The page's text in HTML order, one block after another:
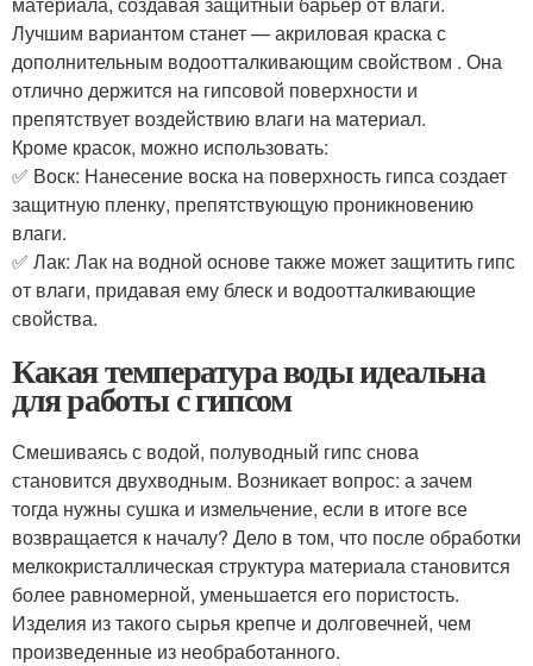
Лучшим вариантом станет — акриловая краска с
дополнительным водоотталкивающим свойством . Она
отлично держится на гипсовой поверхности и
препятствует воздействию влаги на материал.
Кроме красок, можно использовать:
✅ Воск: Нанесение воска на поверхность гипса создает
защитную пленку, препятствующую проникновению
влаги.
✅ Лак: Лак на водной основе также может защитить гипс
от влаги, придавая ему блеск и водоотталкивающие
свойства.
Какая температура воды идеальна
для работы с гипсом
Смешиваясь с водой, полуводный гипс снова
становится двухводным. Возникает вопрос: а зачем
тогда нужны сушка и измельчение, если в итоге все
возвращается к началу? Дело в том, что после обработки
мелкокристаллическая структура материала становится
более равномерной, уменьшается его пористость.
Изделия из такого сырья крепче и долговечней, чем
произведенные из необработанного.